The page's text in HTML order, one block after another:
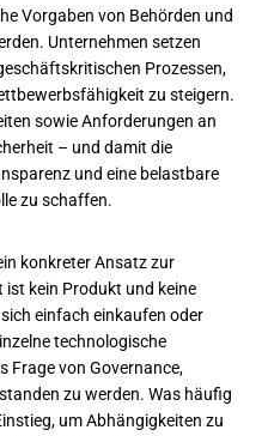
Vorgaben von Behörden und
Unternehmen setzen
Prozessen,
zu steigern.
sowie Anforderungen an
– und damit die
und eine belastbare
zu schaffen.
konkreter Ansatz zur
kein Produkt und keine
einfach einkaufen oder
technologische
Frage von Governance,
zu werden. Was häufig
um Abhängigkeiten zu